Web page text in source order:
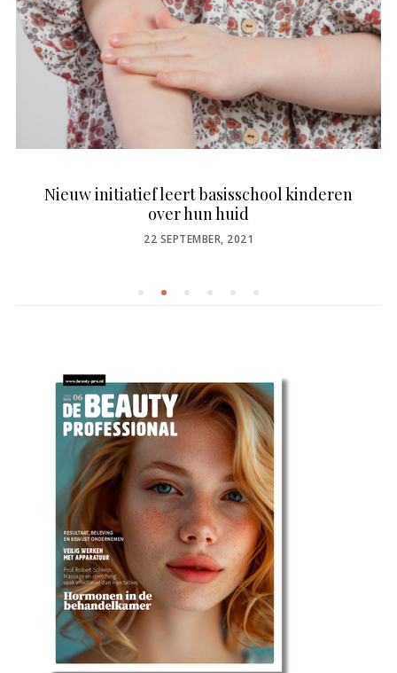
Nieuw initiatief leert basisschool kinderen
over hun huid
POSTED
22 SEPTEMBER, 2021